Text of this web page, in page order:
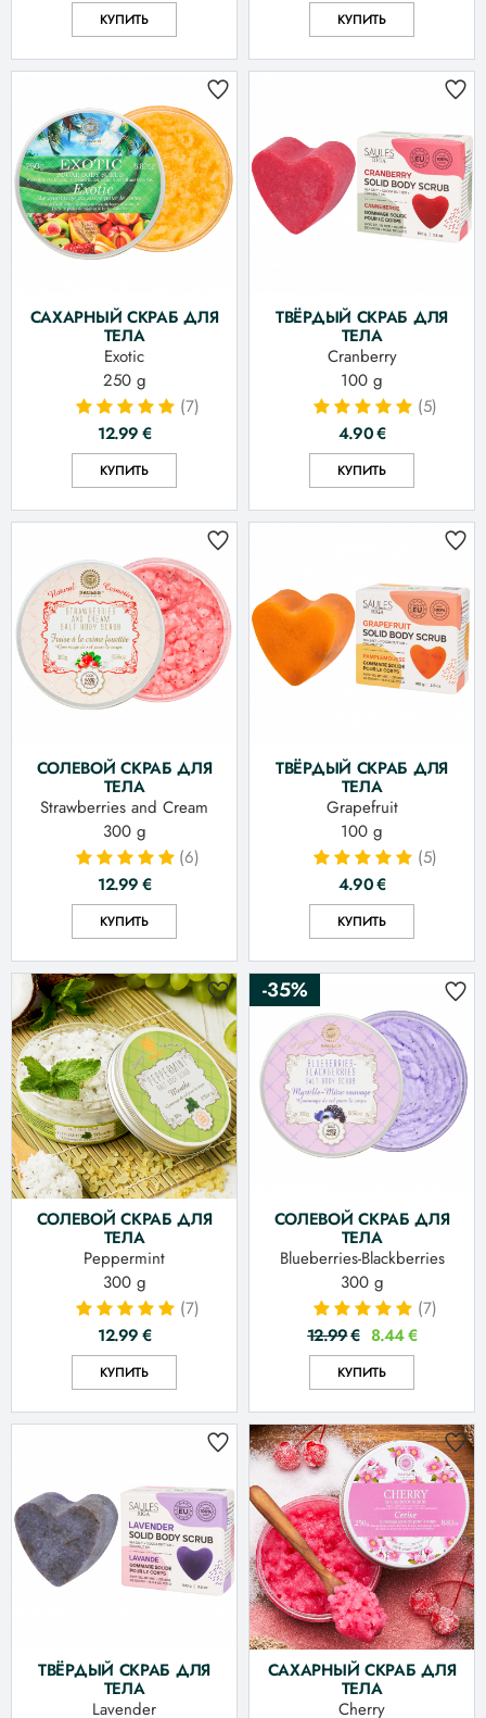
КУПИТЬ КУПИТЬ
САХАРНЫЙ СКРАБ ДЛЯ
ТЕЛА
Exotic
250 g
(7)
12.99€
КУПИТЬ
ТВЁРДЫЙ СКРАБ ДЛЯ
ТЕЛА
Cranberry
100 g
(5)
4.90€
КУПИТЬ
СОЛЕВОЙ СКРАБ ДЛЯ
ТЕЛА
Strawberries and Cream
300 g
(6)
12.99€
КУПИТЬ
ТВЁРДЫЙ СКРАБ ДЛЯ
ТЕЛА
Grapefruit
100 g
(5)
4.90€
КУПИТЬ
СОЛЕВОЙ СКРАБ ДЛЯ
ТЕЛА
Peppermint
300 g
(7)
12.99€
КУПИТЬ
-35%
СОЛЕВОЙ СКРАБ ДЛЯ
ТЕЛА
Blueberries-Blackberries
300 g
(7)
12.99€ 8.44€
КУПИТЬ
ТВЁРДЫЙ СКРАБ ДЛЯ
ТЕЛА
Lavender
САХАРНЫЙ СКРАБ ДЛЯ
ТЕЛА
Cherry